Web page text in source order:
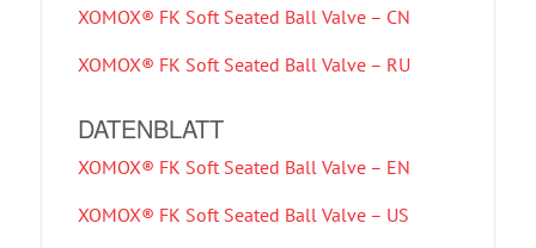
XOMOX® FK Soft Seated Ball Valve – CN
XOMOX® FK Soft Seated Ball Valve – RU
DATENBLATT
XOMOX® FK Soft Seated Ball Valve – EN
XOMOX® FK Soft Seated Ball Valve – US